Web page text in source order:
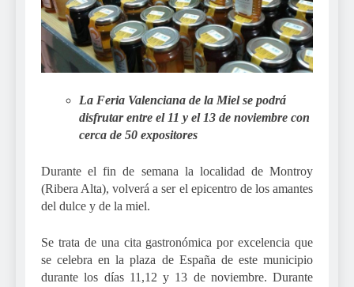
La Feria Valenciana de la Miel se podrá
disfrutar entre el 11 y el 13 de noviembre con
cerca de 50 expositores
Durante el fin de semana la localidad de Montroy
(Ribera Alta), volverá a ser el epicentro de los amantes
del dulce y de la miel.
Se trata de una cita gastronómica por excelencia que
se celebra en la plaza de España de este municipio
durante los días 11,12 y 13 de noviembre. Durante